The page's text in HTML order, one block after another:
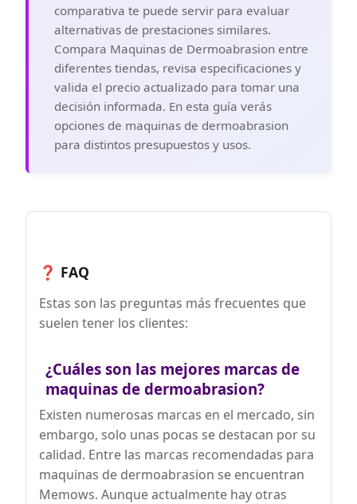
comparativa te puede servir para evaluar
alternativas de prestaciones similares.
Compara Maquinas de Dermoabrasion entre
diferentes tiendas, revisa especificaciones y
valida el precio actualizado para tomar una
decisión informada. En esta guía verás
opciones de maquinas de dermoabrasion
para distintos presupuestos y usos.
❓ FAQ
Estas son las preguntas más frecuentes que
suelen tener los clientes:
¿Cuáles son las mejores marcas de
maquinas de dermoabrasion?
Existen numerosas marcas en el mercado, sin
embargo, solo unas pocas se destacan por su
calidad. Entre las marcas recomendadas para
maquinas de dermoabrasion se encuentran
Memows. Aunque actualmente hay otras